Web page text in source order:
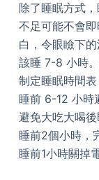
除了睡眠方式
不足可能不會
白，令眼瞼下
該睡 7-8 小時
制定睡眠時間表
睡前 6-12 小時
避免大吃大喝
睡前2個小時，
睡前1小時關掉